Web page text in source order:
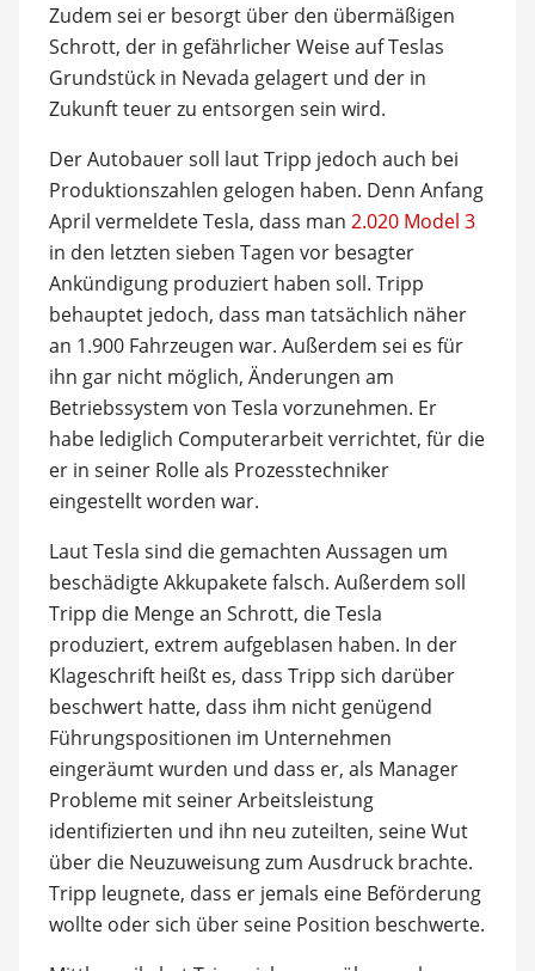
Zudem sei er besorgt über den übermäßigen
Schrott, der in gefährlicher Weise auf Teslas
Grundstück in Nevada gelagert und der in
Zukunft teuer zu entsorgen sein wird.
Der Autobauer soll laut Tripp jedoch auch bei
Produktionszahlen gelogen haben. Denn Anfang
April vermeldete Tesla, dass man 2.020 Model 3
in den letzten sieben Tagen vor besagter
Ankündigung produziert haben soll. Tripp
behauptet jedoch, dass man tatsächlich näher
an 1.900 Fahrzeugen war. Außerdem sei es für
ihn gar nicht möglich, Änderungen am
Betriebssystem von Tesla vorzunehmen. Er
habe lediglich Computerarbeit verrichtet, für die
er in seiner Rolle als Prozesstechniker
eingestellt worden war.
Laut Tesla sind die gemachten Aussagen um
beschädigte Akkupakete falsch. Außerdem soll
Tripp die Menge an Schrott, die Tesla
produziert, extrem aufgeblasen haben. In der
Klageschrift heißt es, dass Tripp sich darüber
beschwert hatte, dass ihm nicht genügend
Führungspositionen im Unternehmen
eingeräumt wurden und dass er, als Manager
Probleme mit seiner Arbeitsleistung
identifizierten und ihn neu zuteilten, seine Wut
über die Neuzuweisung zum Ausdruck brachte.
Tripp leugnete, dass er jemals eine Beförderung
wollte oder sich über seine Position beschwerte.